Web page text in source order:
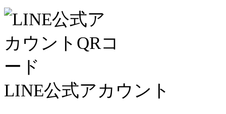
LINE公式アカウント